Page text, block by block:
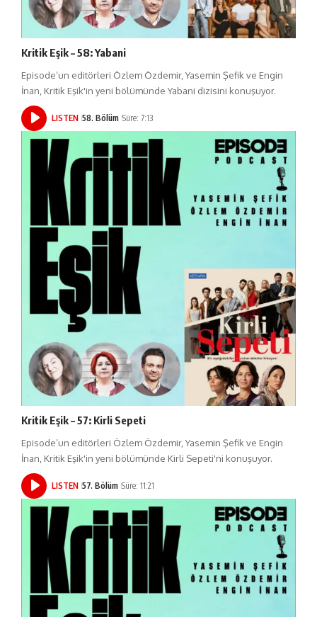
Kritik Eşik – 58: Yabani
Episode’un editörleri Özlem Özdemir, Yasemin Şefik ve Engin
İnan, Kritik Eşik'in yeni bölümünde Yabani dizisini konuşuyor.
LISTEN 58. Bölüm Süre: 7:13
Kritik Eşik – 57: Kirli Sepeti
Episode’un editörleri Özlem Özdemir, Yasemin Şefik ve Engin
İnan, Kritik Eşik'in yeni bölümünde Kirli Sepeti'ni konuşuyor.
LISTEN 57. Bölüm Süre: 11:21